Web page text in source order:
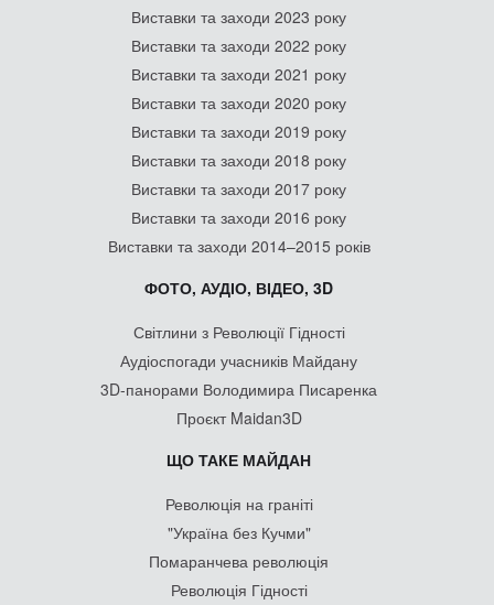
Виставки та заходи 2023 року
Виставки та заходи 2022 року
Виставки та заходи 2021 року
Виставки та заходи 2020 року
Виставки та заходи 2019 року
Виставки та заходи 2018 року
Виставки та заходи 2017 року
Виставки та заходи 2016 року
Виставки та заходи 2014–2015 років
ФОТО, АУДІО, ВІДЕО, 3D
Світлини з Революції Гідності
Аудіоспогади учасників Майдану
3D-панорами Володимира Писаренка
Проєкт Maidan3D
ЩО ТАКЕ МАЙДАН
Революція на граніті
"Україна без Кучми"
Помаранчева революція
Революція Гідності